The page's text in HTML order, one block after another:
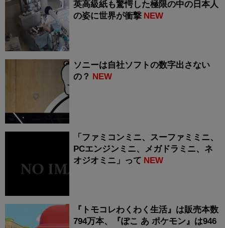
英高級紙も驚愕した極限の中の日本人
の姿に世界が衝撃 NEW
ソニーは自社ソフトの数字出さない
の？ NEW
「ファミコンミニ、スーファミミニ、
PCエンジンミニ、メガドラミニ、ネ
オジオミニ」って NEW
『トモコレわくわく生活』は販売本数
794万本、『ぽこ あ ポケモン』は946